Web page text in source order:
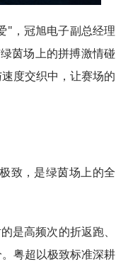
"，冠旭电子副总经理
茵场上的拼搏激情碰
度交织中，让赛场的
致，是绿茵场上的全
是高频次的折返跑、
粤超以极致标准深耕